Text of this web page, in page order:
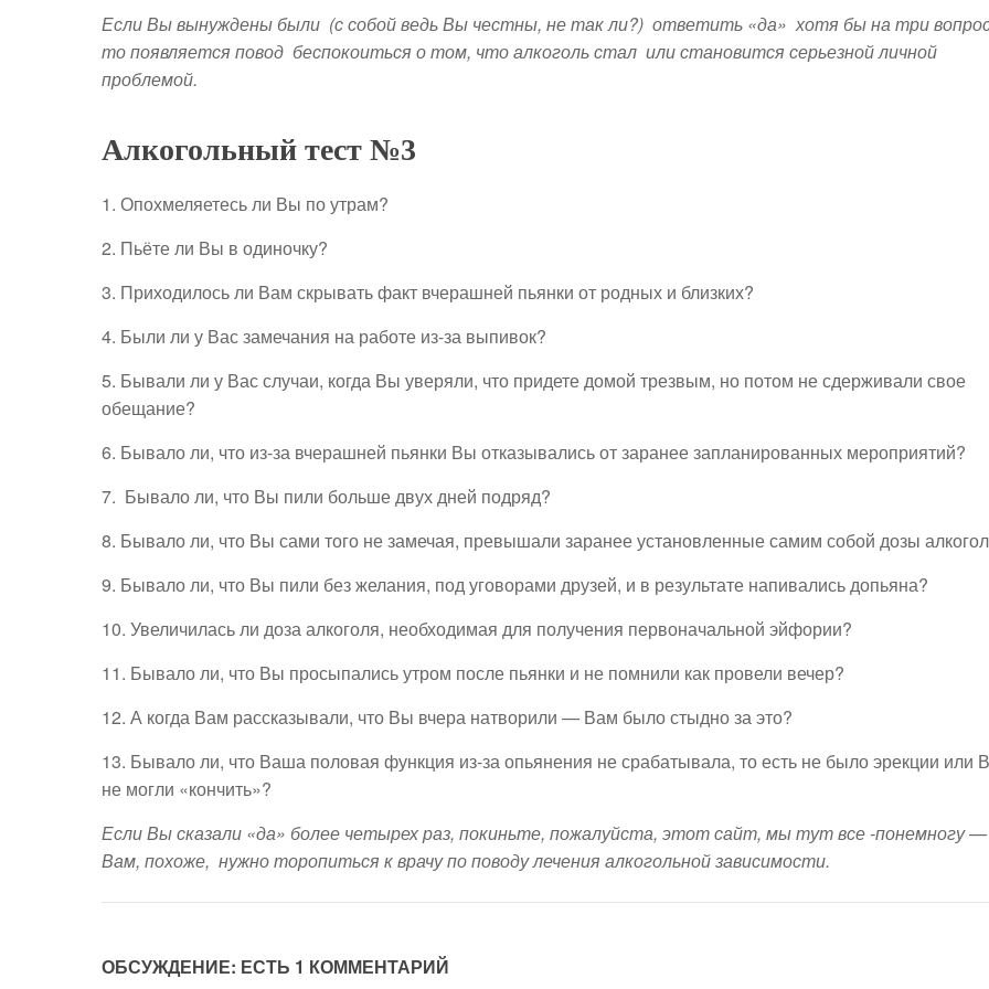
Если Вы вынуждены были (с собой ведь Вы честны, не так ли?) ответить «да» хотя бы на три
то появляется повод беспокоиться о том, что алкоголь стал или становится серьезной личной
проблемой.
Алкогольный тест №3
1. Опохмеляетесь ли Вы по утрам?
2. Пьёте ли Вы в одиночку?
3. Приходилось ли Вам скрывать факт вчерашней пьянки от родных и близких?
4. Были ли у Вас замечания на работе из-за выпивок?
5. Бывали ли у Вас случаи, когда Вы уверяли, что придете домой трезвым, но потом не сдерживали свое
обещание?
6. Бывало ли, что из-за вчерашней пьянки Вы отказывались от заранее запланированных мероприятий?
7. Бывало ли, что Вы пили больше двух дней подряд?
8. Бывало ли, что Вы сами того не замечая, превышали заранее установленные самим собой дозы
9. Бывало ли, что Вы пили без желания, под уговорами друзей, и в результате напивались допьяна?
10. Увеличилась ли доза алкоголя, необходимая для получения первоначальной эйфории?
11. Бывало ли, что Вы просыпались утром после пьянки и не помнили как провели вечер?
12. А когда Вам рассказывали, что Вы вчера натворили — Вам было стыдно за это?
13. Бывало ли, что Ваша половая функция из-за опьянения не срабатывала, то есть не было эрекции или
не могли «кончить»?
Если Вы сказали «да» более четырех раз, покиньте, пожалуйста, этот сайт, мы тут все -понемногу
Вам, похоже, нужно торопиться к врачу по поводу лечения алкогольной зависимости.
ОБСУЖДЕНИЕ: ЕСТЬ 1 КОММЕНТАРИЙ